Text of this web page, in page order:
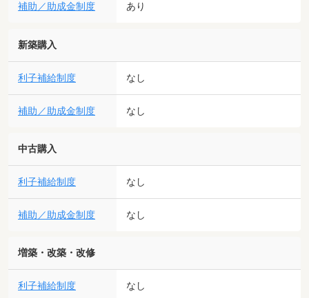
補助／助成金制度 あり
新築購入
利子補給制度 なし
補助／助成金制度 なし
中古購入
利子補給制度 なし
補助／助成金制度 なし
増築・改築・改修
利子補給制度 なし